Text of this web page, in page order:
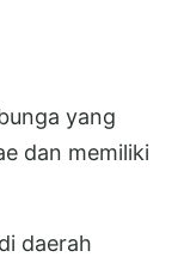
yang
dan memiliki
daerah